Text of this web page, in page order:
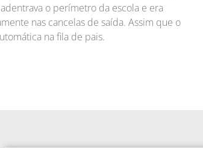
o perímetro da escola e era
nas cancelas de saída. Assim que o
na fila de pais.